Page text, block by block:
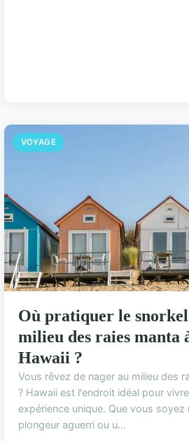
VOYAGE
Où pratiquer le
milieu des raies manta
Hawaii ?
Vous rêvez de nager au milieu des
? Hawaii est l'endroit idéal pour
expérience unique. Que vous soyez
plongeur aguerri ou u...